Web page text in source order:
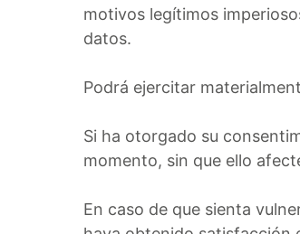
motivos legítimos
datos.
Podrá ejercitar
Si ha otorgado su
momento, sin que ello
En caso de que sienta